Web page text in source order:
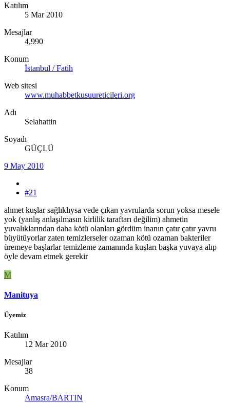
Katılım
5 Mar 2010
Mesajlar
4,990
Konum
İstanbul / Fatih
Web sitesi
www.muhabbetkusuureticileri.org
Adı
Selahattin
Soyadı
GÜÇLÜ
9 May 2010
#21
ahmet kuşlar sağlıklıysa vede çıkan yavrularda sorun yoksa mesele
yok (yanlış anlaşılmasın kirlilik taraftarı değilim) ahmetin
yuvalıklarından daha kötü olanları gördüm inanın çatır çatır yavru
büyütüyorlar zaten temizlerseler ozaman kötü ozaman bakteriler
üremeye başlarlar temizleme zamanında kuşları başka yuvaya alıp
öyle devam etmek gerekir
M
Manituya
Üyemiz
Katılım
12 Mar 2010
Mesajlar
38
Konum
Amasra/BARTIN